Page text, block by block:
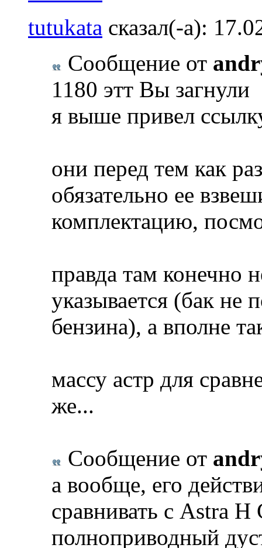
tutukata сказал(-а):
Сообщение от
1180 этт Вы загнули
я выше привел
они перед тем как
обязательно ее
комплектацию,
правда там конечно
указывается (бак не
бензина), а вполне
массу астр для
же...
Сообщение от
а вообще, его
сравнивать с Astra H
полноприводный